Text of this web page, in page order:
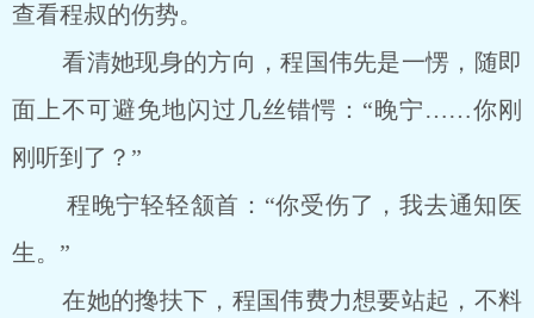
查看程叔的伤势。
看清她现身的方向，程国伟先是一愣，随即
面上不可避免地闪过几丝错愕：“晚宁……你刚
刚听到了？”
程晚宁轻轻颔首：“你受伤了，我去通知医
生。”
在她的搀扶下，程国伟费力想要站起，不料